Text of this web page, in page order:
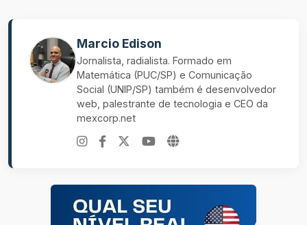
Marcio Edison
Jornalista, radialista. Formado em
Matemática (PUC/SP) e Comunicação
Social (UNIP/SP) também é desenvolvedor
web, palestrante de tecnologia e CEO da
mexcorp.net